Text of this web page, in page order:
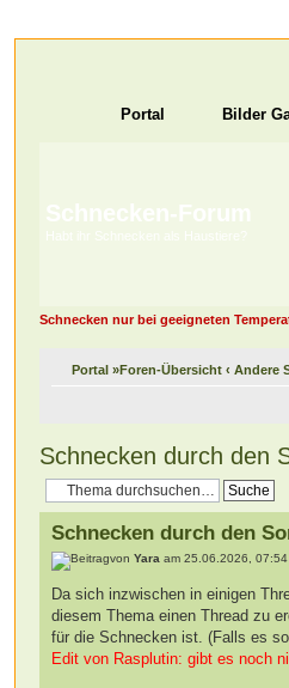
Portal Bilder
Schnecken-Forum
Habt ihr Schnecken als Haustiere?
Schnecken nur bei geeigneten
Portal »Foren-Übersicht ‹ Andere
Schnecken durch den
Schnecken durch den
vonYara am 25.06.2026, 07:54
Da sich inzwischen in einigen
diesem Thema einen Thread zu
für die Schnecken ist. (Falls es
Edit von Rasplutin: gibt es noch